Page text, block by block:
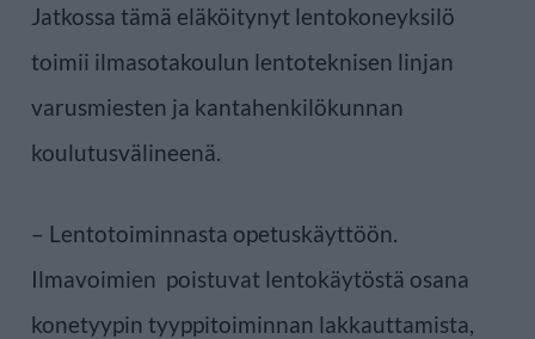
Jatkossa tämä eläköitynyt lentokoneyksilö
toimii ilmasotakoulun lentoteknisen linjan
varusmiesten ja kantahenkilökunnan
koulutusvälineenä.
– Lentotoiminnasta opetuskäyttöön.
Ilmavoimien poistuvat lentokäytöstä osana
konetyypin tyyppitoiminnan lakkauttamista,